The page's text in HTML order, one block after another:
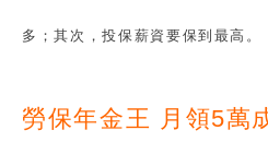
多；其次，投保薪資要保到最高
勞保年金王 月領5萬